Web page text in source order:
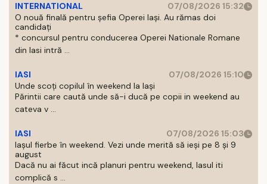
INTERNATIONAL
07/08/2026 15:32
O nouă finală pentru șefia Operei Iași. Au rămas doi
candidați
* concursul pentru conducerea Operei Nationale Romane
din Iasi intră ...
IASI
07/08/2026 15:10
Unde scoți copilul în weekend la Iași
Părintii care caută unde să-i ducă pe copii in weekend au
cateva v ...
IASI
07/08/2026 15:03
Iașul fierbe în weekend. Vezi unde merită să ieși pe 8 și 9
august
Dacă nu ai făcut incă planuri pentru weekend, Iasul iti
complică s ...